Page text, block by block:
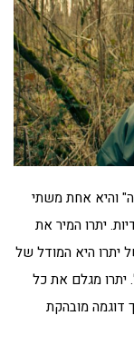
והיא אחת משתי
יתרו המיר את
יתרו היא המודל של
יתרו מגלם את כל
דוגמה מובהקת